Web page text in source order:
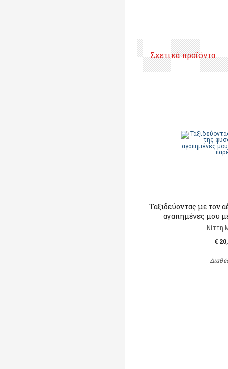
Σχετικά προϊόντα
Ταξιδεύοντας με τον
αγαπημένες μου
Νίττη
€